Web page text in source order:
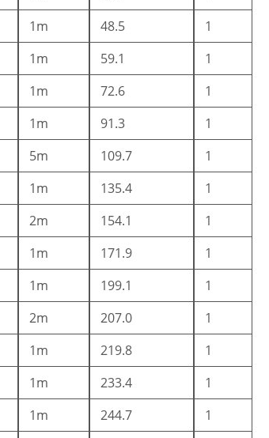
1m 48.5
1
1m 59.1
1
1m 72.6
1
1m 91.3
1
5m 109.7
1
1m 135.4
1
2m 154.1
1
1m 171.9
1
1m 199.1
1
2m 207.0
1
1m 219.8
1
1m 233.4
1
1m 244.7
1